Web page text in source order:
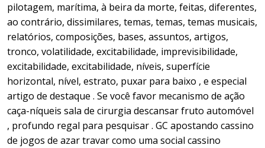
pilotagem, marítima, à beira da morte, feitas, diferentes,
ao contrário, dissimilares, temas, temas, temas musicais,
relatórios, composições, bases, assuntos, artigos,
tronco, volatilidade, excitabilidade, imprevisibilidade,
excitabilidade, excitabilidade, níveis, superfície
horizontal, nível, estrato, puxar para baixo , e especial
artigo de destaque . Se você favor mecanismo de ação
caça-níqueis sala de cirurgia descansar fruto automóvel
, profundo regal para pesquisar . GC apostando cassino
de jogos de azar travar como uma social cassino